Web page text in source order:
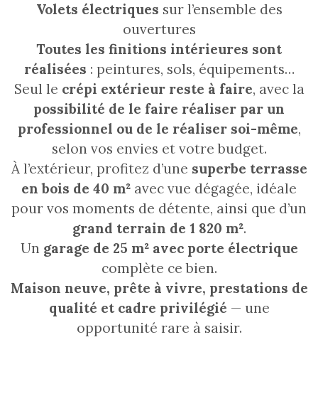
Volets électriques sur l’ensemble des
ouvertures
Toutes les finitions intérieures sont
réalisées : peintures, sols, équipements…
Seul le crépi extérieur reste à faire, avec la
possibilité de le faire réaliser par un
professionnel ou de le réaliser soi-même,
selon vos envies et votre budget.
À l’extérieur, profitez d’une superbe terrasse
en bois de 40 m² avec vue dégagée, idéale
pour vos moments de détente, ainsi que d’un
grand terrain de 1 820 m².
Un garage de 25 m² avec porte électrique
complète ce bien.
Maison neuve, prête à vivre, prestations de
qualité et cadre privilégié — une
opportunité rare à saisir.